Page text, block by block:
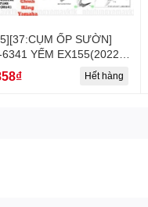
ỐP SƯỜN]
6341 YẾM EX155(2022)-
(30)
Hết hàng